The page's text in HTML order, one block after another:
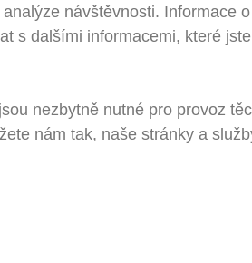
návštěvnosti. Informace
s dalšími informacemi, které
nezbytně nutné pro provoz
nám tak, naše stránky a